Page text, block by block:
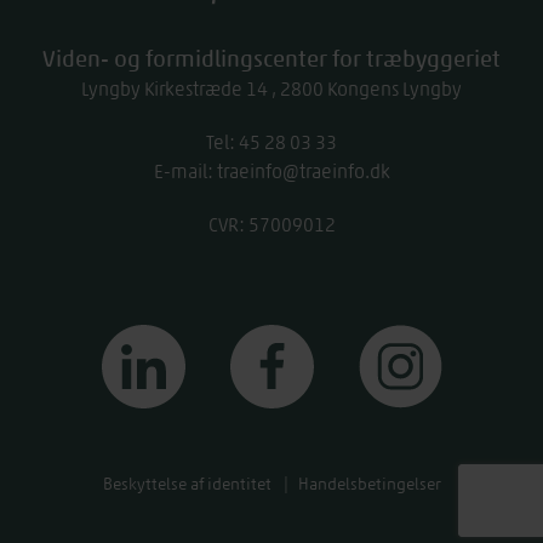
Viden- og formidlingscenter for træbyggeriet
Lyngby Kirkestræde 14 2800 Kongens Lyngby
Tel: work
45 28 03 33
E-mail: traeinfo@traeinfo.dk
CVR: 57009012
linkedin facebook
Beskyttelse af identitet Handelsbetingelser